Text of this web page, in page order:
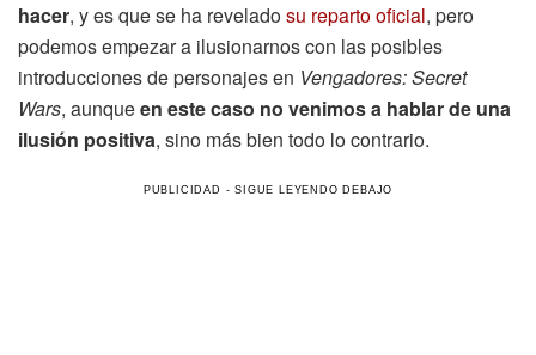
hacer, y es que se ha reveladosu reparto oficial, pero
podemos empezar a ilusionarnos con las posibles
introducciones de personajes en Vengadores: Secret
Wars, aunqueen este caso no venimos a hablar de una
ilusión positiva, sino más bien todo lo contrario.